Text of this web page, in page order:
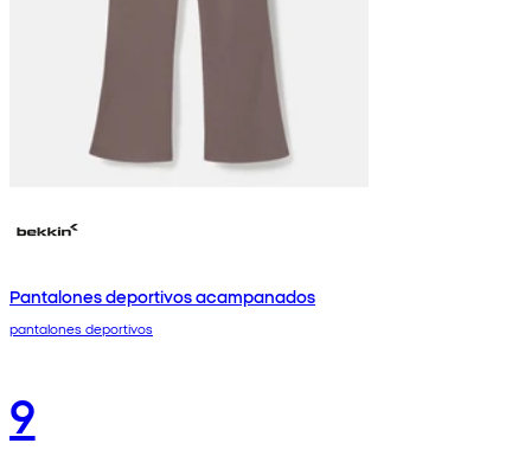
Pantalones deportivos acampanados
pantalones deportivos
9